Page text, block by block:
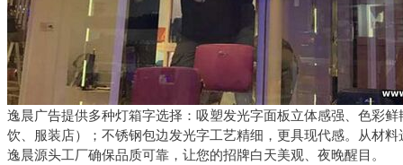
逸晨广告提供多种灯箱字选择：吸塑发光字面板立体感强、色彩
饮、服装店）；不锈钢包边发光字工艺精细，更具现代感。从材
逸晨源头工厂确保品质可靠，让您的招牌白天美观、夜晚醒目。